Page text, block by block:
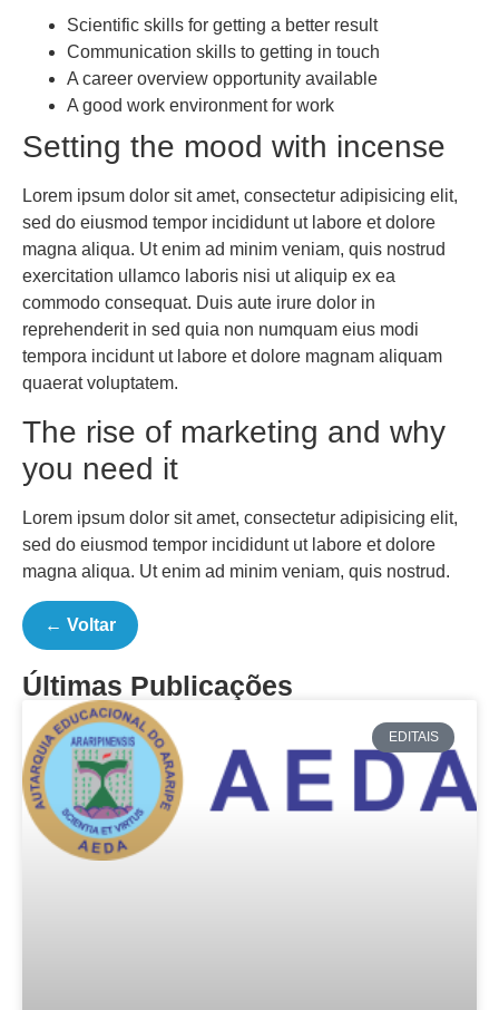
Scientific skills for getting a better result
Communication skills to getting in touch
A career overview opportunity available
A good work environment for work
Setting the mood with incense
Lorem ipsum dolor sit amet, consectetur adipisicing elit,
sed do eiusmod tempor incididunt ut labore et dolore
magna aliqua. Ut enim ad minim veniam, quis nostrud
exercitation ullamco laboris nisi ut aliquip ex ea
commodo consequat. Duis aute irure dolor in
reprehenderit in sed quia non numquam eius modi
tempora incidunt ut labore et dolore magnam aliquam
quaerat voluptatem.
The rise of marketing and why
you need it
Lorem ipsum dolor sit amet, consectetur adipisicing elit,
sed do eiusmod tempor incididunt ut labore et dolore
magna aliqua. Ut enim ad minim veniam, quis nostrud.
← Voltar
Últimas Publicações
EDITAIS